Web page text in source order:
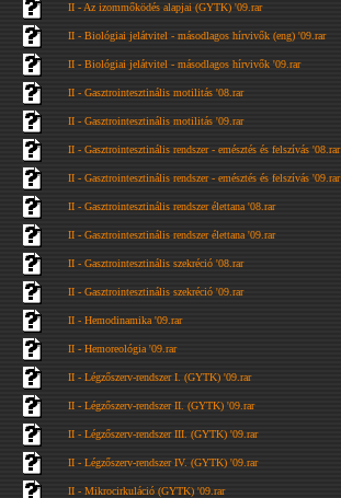
II - Az izommőködés alapjai (GYTK) '09.rar
II - Biológiai jelátvitel - másodlagos hírvivők (eng) '09.rar
II - Biológiai jelátvitel - másodlagos hírvivők '09.rar
II - Gasztrointesztinális motilitás '08.rar
II - Gasztrointesztinális motilitás '09.rar
II - Gasztrointesztinális rendszer - emésztés és felszívás '08.rar
II - Gasztrointesztinális rendszer - emésztés és felszívás '09.rar
II - Gasztrointesztinális rendszer élettana '08.rar
II - Gasztrointesztinális rendszer élettana '09.rar
II - Gasztrointesztinális szekréció '08.rar
II - Gasztrointesztinális szekréció '09.rar
II - Hemodinamika '09.rar
II - Hemoreológia '09.rar
II - Légzőszerv-rendszer I. (GYTK) '09.rar
II - Légzőszerv-rendszer II. (GYTK) '09.rar
II - Légzőszerv-rendszer III. (GYTK) '09.rar
II - Légzőszerv-rendszer IV. (GYTK) '09.rar
II - Mikrocirkuláció (GYTK) '09.rar